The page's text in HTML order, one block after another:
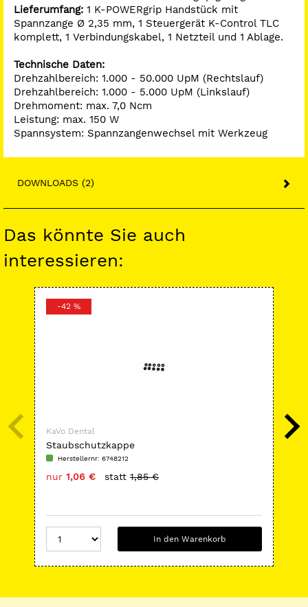
Lieferumfang: 1 K-POWERgrip Handstück mit
Spannzange Ø 2,35 mm, 1 Steuergerät K-Control TLC
komplett, 1 Verbindungskabel, 1 Netzteil und 1 Ablage.
Technische Daten:
Drehzahlbereich: 1.000 - 50.000 UpM (Rechtslauf)
Drehzahlbereich: 1.000 - 5.000 UpM (Linkslauf)
Drehmoment: max. 7,0 Ncm
Leistung: max. 150 W
Spannsystem: Spannzangenwechsel mit Werkzeug
DOWNLOADS (2)
Das könnte Sie auch
interessieren:
-42 %
KaVo Dental
Staubschutzkappe
Herstellernr: 6748212
nur 1,06 € statt 1,85 €
In den Warenkorb